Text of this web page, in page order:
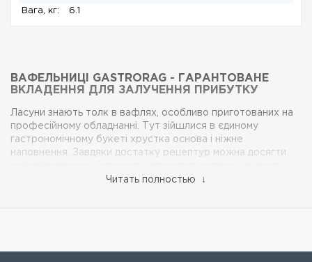
Вага, кг:
6.1
ВАФЕЛЬНИЦІ GASTRORAG - ГАРАНТОВАНЕ
ВКЛАДЕННЯ ДЛЯ ЗАЛУЧЕННЯ ПРИБУТКУ
Ласуни знають толк в вафлях, особливо приготованих на
професійному обладнанні. Тут зійшлися в єдиному
гастрономічному букеті хрустка основа і ніжне
наповнення. Завдяки достатку рецептур можна досягти
кисла ягода під молочним шоколадом. Електровафельниці
Читать полностью ↓